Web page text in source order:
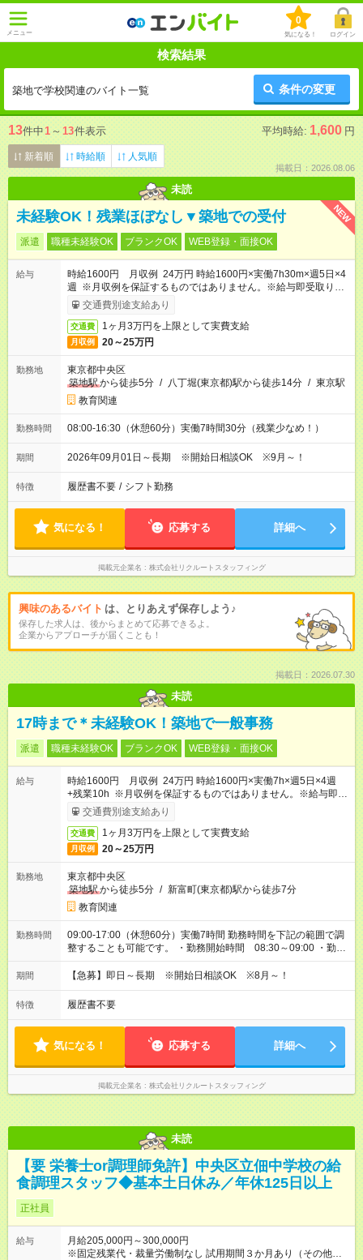
メニュー
0
気になる！ ログイン
検索結果
築地で学校関連のバイト一覧 条件の変更
13件中1 ～ 13件表示 平均時給: 1,600 円
新着順 時給順 人気順
掲載日：2026.08.06
未読
NEW
未経験OK！残業ほぼなし▼築地での受付
派遣 職種未経験OK ブランクOK WEB登録・面接OK
給与
時給1600円 月収例 24万円 時給1600円×実働7h30m×週5日×4
週 ※月収例を保証するものではありません。※給与即受取りサ
ービス利用可（利用条件有）
交通費別途支給あり
交通費 1ヶ月3万円を上限として実費支給
月収例 20～25万円
勤務地
東京都中央区
築地駅から徒歩5分 / 八丁堀(東京都)駅から徒歩14分 / 東京駅
教育関連
勤務時間 08:00-16:30（休憩60分）実働7時間30分（残業少なめ！）
期間 2026年09月01日～長期 ※開始日相談OK ※9月～！
特徴 履歴書不要 / シフト勤務
気になる！ 応募する 詳細へ
掲載元企業名 株式会社リクルートスタッフィング
興味のあるバイト は、とりあえず保存しよう♪
保存した求人は、後からまとめて応募できるよ。
企業からアプローチが届くことも！
掲載日：2026.07.30
未読
17時まで＊未経験OK！築地で一般事務
派遣 職種未経験OK ブランクOK WEB登録・面接OK
給与
時給1600円 月収例 24万円 時給1600円×実働7h×週5日×4週
+残業10h ※月収例を保証するものではありません。※給与即受
取りサービス利用可（利用条件有）
交通費別途支給あり
交通費 1ヶ月3万円を上限として実費支給
月収例 20～25万円
勤務地
東京都中央区
築地駅から徒歩5分 / 新富町(東京都)駅から徒歩7分
教育関連
勤務時間
09:00-17:00（休憩60分）実働7時間 勤務時間を下記の範囲で調
整することも可能です。 ・勤務開始時間 08:30～09:00 ・勤務
終了時間 17:00～17:30 ・実働 07:00～07:30
期間 【急募】即日～長期 ※開始日相談OK ※8月～！
特徴 履歴書不要
気になる！ 応募する 詳細へ
掲載元企業名 株式会社リクルートスタッフィング
未読
【要 栄養士or調理師免許】中央区立佃中学校の給
食調理スタッフ◆基本土日休み／年休125日以上
正社員
給与
月給205,000円～300,000円
※固定残業代・裁量労働制なし 試用期間３か月あり（その他雇